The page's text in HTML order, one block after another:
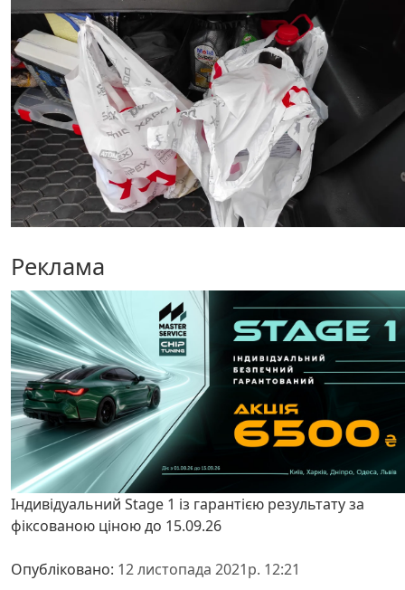
Реклама
Індивідуальний Stage 1 із гарантією результату за
фіксованою ціною до 15.09.26
Опубліковано: 12 листопада 2021р. 12:21